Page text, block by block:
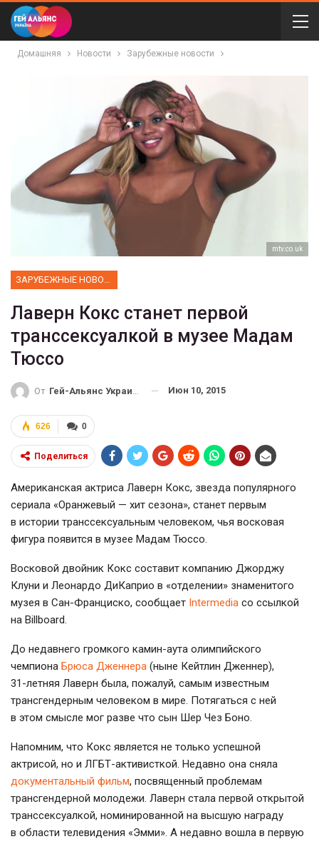
Домашняя Новости Зарубежные новости
mtv.co.uk
ЗАРУБЕЖНЫЕ НОВОСТИ
Лаверн Кокс станет первой
транссексуалкой в музее Мадам
Тюссо
От Гей-Альянс Украина Июн 10, 2015
0
626
Поделиться
Американская актриса Лаверн Кокс, звезда популярного
сериала «Оранжевый — хит сезона», станет первым
в истории транссексуальным человеком, чья восковая
фигура появится в музее Мадам Тюссо.
Восковой двойник Кокс составит компанию Джорджу
Клуни и Леонардо ДиКаприо в «отделении» знаменитого
музея в Сан-Франциско, сообщает Intermedia со ссылкой
на Billboard.
До недавнего громкого камин-аута олимпийского
чемпиона Брюса Дженнера (ныне Кейтлин Дженнер),
31-летняя Лаверн была, пожалуй, самым известным
трансгендерным человеком в мире. Потягаться с ней
в этом смысле мог разве что сын Шер Чез Боно.
Напомним, что Кокс является не только успешной
актрисой, но и ЛГБТ-активисткой. Недавно она сняла
документальный фильм, посвященный проблемам
трансгендерной молодежи. Лаверн стала первой открытой
транссексуалкой, номинированной на высшую награду
в области телевидения «Эмми». А недавно вошла в первую